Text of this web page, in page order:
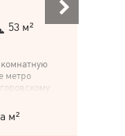
53 м²
метро
Рост,
дет. сад.
Торг уместен.
м²